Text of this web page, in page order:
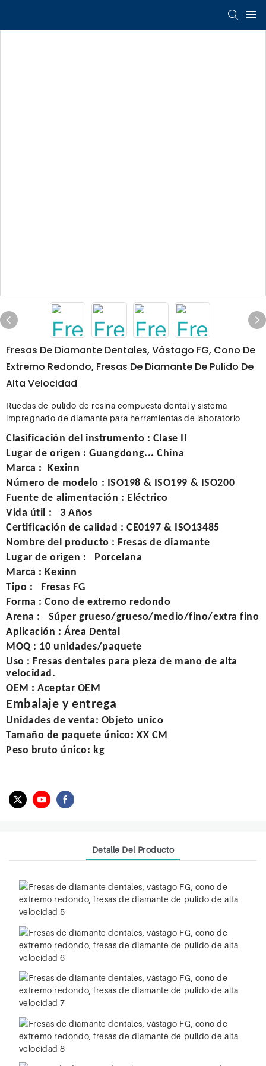
Fresas De Diamante Dentales, Vástago FG, Cono De
Extremo Redondo, Fresas De Diamante De Pulido De
Alta Velocidad
Ruedas de pulido de resina compuesta dental y sistema
impregnado de diamante para herramientas de laboratorio
Clasificación del instrumento : Clase II
Lugar de origen : Guangdong... China
Marca : Kexinn
Número de modelo : ISO198 & ISO199 & ISO200
Fuente de alimentación : Eléctrico
Vida útil :
3 Años
Certificación de calidad : CE0197 & ISO13485
Nombre del producto : Fresas de diamante
Lugar de origen :
Porcelana
Marca : Kexinn
Tipo :
Fresas FG
Forma : Cono de extremo redondo
Arena :
Súper grueso/grueso/medio/fino/extra fino
Aplicación : Área Dental
MOQ : 10 unidades/paquete
Uso : Fresas dentales para pieza de mano de alta
velocidad.
OEM : Aceptar OEM
Embalaje y entrega
Unidades de venta: Objeto unico
Tamaño de paquete único: XX CM
Peso bruto único: kg
Detalle Del Producto